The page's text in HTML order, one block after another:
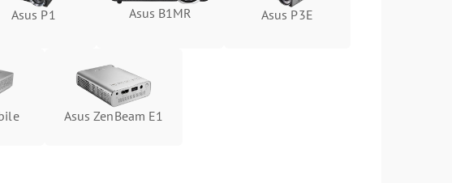
Asus P1 Asus B1MR Asus P3E
Asus ZenBeam E1